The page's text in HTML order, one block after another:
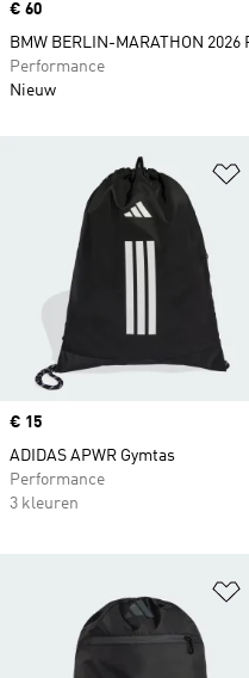
Price
€ 15
ADIDAS APWR Gymtas
Performance
3 kleuren
Price
€ 60
BMW BERLIN-MARATHON 2026
Performance
Nieuw